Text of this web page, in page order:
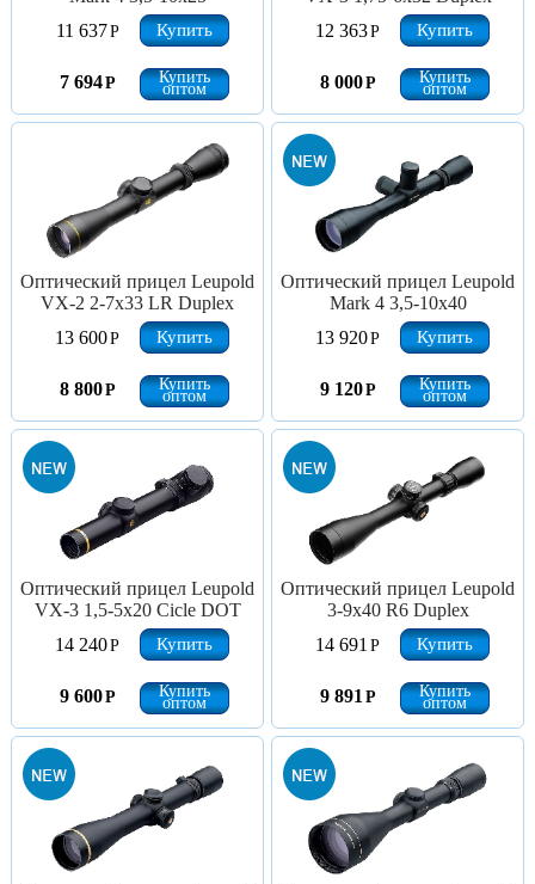
11 637Р Купить
7 694Р Купить
оптом
12 363Р Купить
8 000Р Купить
оптом
Оптический прицел Leupold
VX-2 2-7x33 LR Duplex
13 600Р Купить
8 800Р Купить
оптом
Оптический прицел Leupold
Mark 4 3,5-10x40
13 920Р Купить
9 120Р Купить
оптом
Оптический прицел Leupold
VX-3 1,5-5х20 Cicle DOT
14 240Р Купить
9 600Р Купить
оптом
Оптический прицел Leupold
3-9x40 R6 Duplex
14 691 Р Купить
9 891 Р Купить
оптом